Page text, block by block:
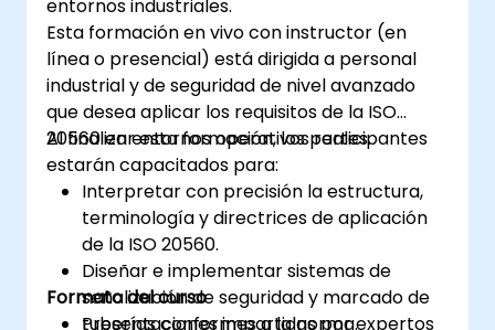
entornos industriales.
Esta formación en vivo con instructor (en
línea o presencial) está dirigida a personal
industrial y de seguridad de nivel avanzado
que desea aplicar los requisitos de la ISO
20560 en entornos operativos reales.
Al finalizar esta formación, los participantes
estarán capacitados para:
Interpretar con precisión la estructura,
terminología y directrices de aplicación
de la ISO 20560.
Diseñar e implementar sistemas de
señalización de seguridad y marcado de
tuberías conformes a la norma.
Formato del curso
Presentaciones impartidas por expertos